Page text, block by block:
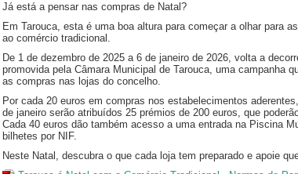
Já está a pensar nas compras de Natal?
Em Tarouca, esta é uma boa altura para começar a olhar para
ao comércio tradicional.
De 1 de dezembro de 2025 a 6 de janeiro de 2026, volta a
promovida pela Câmara Municipal de Tarouca, uma campanha
as compras nas lojas do concelho.
Por cada 20 euros em compras nos estabelecimentos
de janeiro serão atribuídos 25 prémios de 200 euros, que
Cada 40 euros dão também acesso a uma entrada na Piscina
bilhetes por NIF.
Neste Natal, descubra o que cada loja tem preparado e apoie